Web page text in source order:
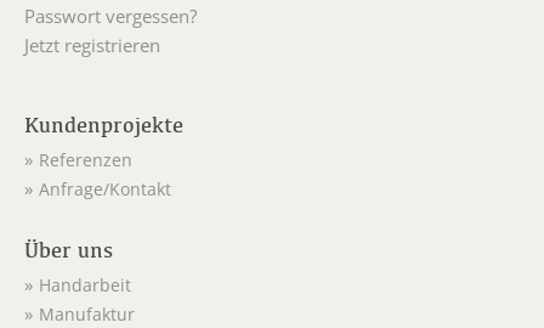
Passwort vergessen?
Jetzt registrieren
Kundenprojekte
Referenzen
Anfrage/Kontakt
Über uns
Handarbeit
Manufaktur